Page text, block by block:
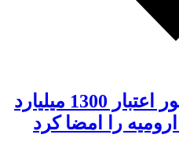
معاون اول رئیس جمهور اعتبار 1300 میلیارد
را امضا کرد